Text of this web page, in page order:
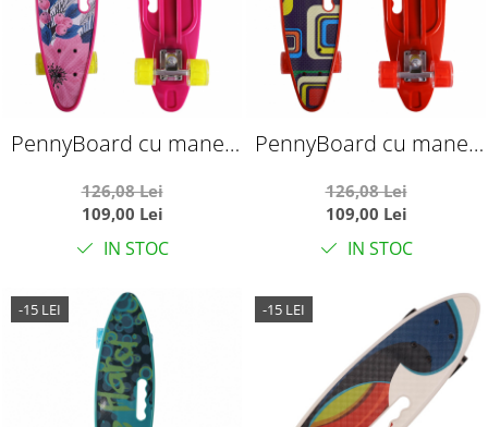
PennyBoard cu maner
Roz
126,08 Lei
109,00 Lei
IN STOC
PennyBoard cu maner
Rosu
126,08 Lei
109,00 Lei
IN STOC
-15 LEI -15 LEI